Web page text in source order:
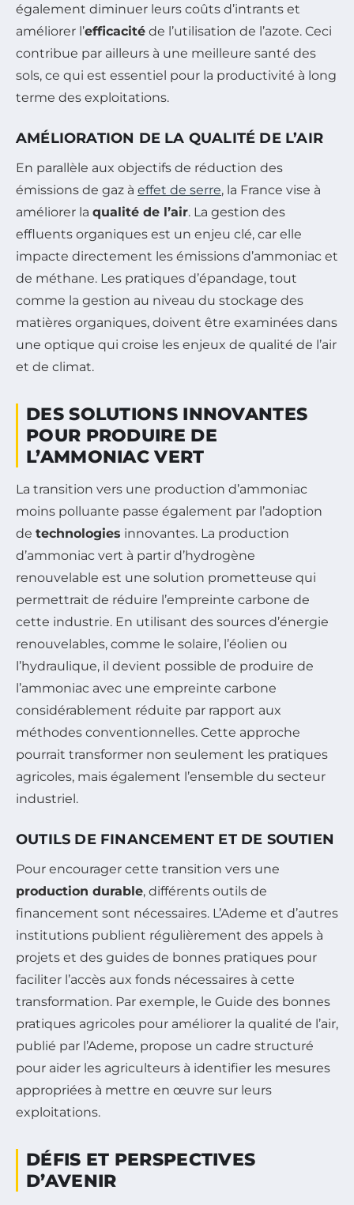
également diminuer leurs coûts d’intrants et
améliorer l’efficacité de l’utilisation de l’azote. Ceci
contribue par ailleurs à une meilleure santé des
sols, ce qui est essentiel pour la productivité à long
terme des exploitations.
AMÉLIORATION DE LA QUALITÉ DE L’AIR
En parallèle aux objectifs de réduction des
émissions de gaz à effet de serre, la France vise à
améliorer la qualité de l’air. La gestion des
effluents organiques est un enjeu clé, car elle
impacte directement les émissions d’ammoniac et
de méthane. Les pratiques d’épandage, tout
comme la gestion au niveau du stockage des
matières organiques, doivent être examinées dans
une optique qui croise les enjeux de qualité de l’air
et de climat.
DES SOLUTIONS INNOVANTES
POUR PRODUIRE DE
L’AMMONIAC VERT
La transition vers une production d’ammoniac
moins polluante passe également par l’adoption
de technologies innovantes. La production
d’ammoniac vert à partir d’hydrogène
renouvelable est une solution prometteuse qui
permettrait de réduire l’empreinte carbone de
cette industrie. En utilisant des sources d’énergie
renouvelables, comme le solaire, l’éolien ou
l’hydraulique, il devient possible de produire de
l’ammoniac avec une empreinte carbone
considérablement réduite par rapport aux
méthodes conventionnelles. Cette approche
pourrait transformer non seulement les pratiques
agricoles, mais également l’ensemble du secteur
industriel.
OUTILS DE FINANCEMENT ET DE SOUTIEN
Pour encourager cette transition vers une
production durable, différents outils de
financement sont nécessaires. L’Ademe et d’autres
institutions publient régulièrement des appels à
projets et des guides de bonnes pratiques pour
faciliter l’accès aux fonds nécessaires à cette
transformation. Par exemple, le Guide des bonnes
pratiques agricoles pour améliorer la qualité de l’air,
publié par l’Ademe, propose un cadre structuré
pour aider les agriculteurs à identifier les mesures
appropriées à mettre en œuvre sur leurs
exploitations.
DÉFIS ET PERSPECTIVES
D’AVENIR